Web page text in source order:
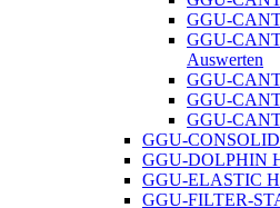
GGU-
GGU-
Auswerten
GGU-
GGU-
GGU-
GGU-
GGU-DOLPHIN
GGU-ELASTIC
GGU-FILTER-